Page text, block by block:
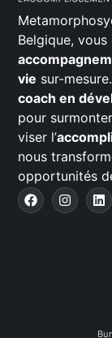
Belgique,
vie sur-
coach en
pour
viser l’
nous
opportunités